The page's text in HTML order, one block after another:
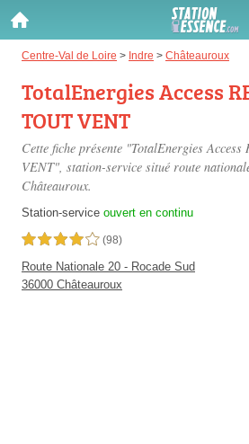
Centre-Val de Loire > Indre > Châteauroux
TotalEnergies Access
TOUT VENT
Cette fiche présente "TotalEnergies
VENT", station-service situé route
Châteauroux.
Station-service ouvert en continu
4,0 étoiles sur 5 (98)
Route Nationale 20 - Rocade Sud
36000 Châteauroux
Gazole :
Disponible
SP 98 :
Disponible
Disponible